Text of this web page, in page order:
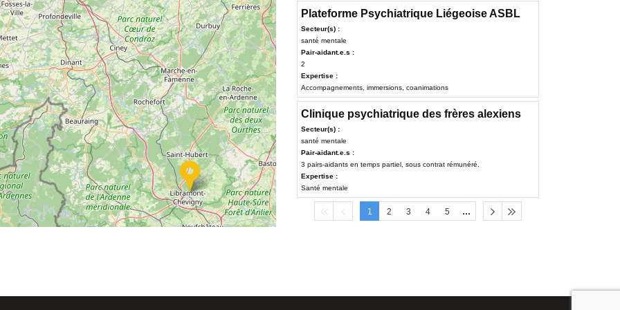
Plateforme Psychiatrique Liégeoise ASBL
Secteur(s) :
santé mentale
Pair-aidant.e.s :
2
Expertise :
Accompagnements, immersions, coanimations
Clinique psychiatrique des frères alexiens
Secteur(s) :
santé mentale
Pair-aidant.e.s :
3 pairs-aidants en temps partiel, sous contrat rémunéré.
Expertise :
Santé mentale
1 2 3 4 5